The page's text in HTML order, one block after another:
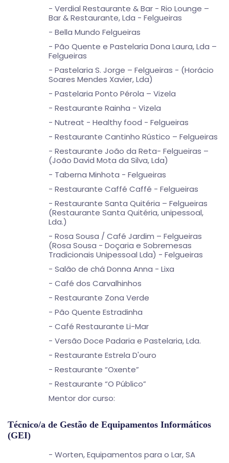
- Verdial Restaurante & Bar - Rio Lounge –
Bar & Restaurante, Lda - Felgueiras
- Bella Mundo Felgueiras
- Pão Quente e Pastelaria Dona Laura, Lda –
Felgueiras
- Pastelaria S. Jorge – Felgueiras - (Horácio
Soares Mendes Xavier, Lda)
- Pastelaria Ponto Pérola – Vizela
- Restaurante Rainha - Vizela
- Nutreat - Healthy food - Felgueiras
- Restaurante Cantinho Rústico – Felgueiras
- Restaurante João da Reta- Felgueiras –
(João David Mota da Silva, Lda)
- Taberna Minhota - Felgueiras
- Restaurante Caffé Caffé - Felgueiras
- Restaurante Santa Quitéria – Felgueiras
(Restaurante Santa Quitéria, unipessoal,
Lda.)
- Rosa Sousa / Café Jardim – Felgueiras
(Rosa Sousa - Doçaria e Sobremesas
Tradicionais Unipessoal Lda) - Felgueiras
- Salão de chá Donna Anna - Lixa
- Café dos Carvalhinhos
- Restaurante Zona Verde
- Pão Quente Estradinha
- Café Restaurante Li-Mar
- Versão Doce Padaria e Pastelaria, Lda.
- Restaurante Estrela D'ouro
- Restaurante “Oxente”
- Restaurante “O Público”
Mentor dor curso:
Técnico/a de Gestão de Equipamentos Informáticos
(GEI)
- Worten, Equipamentos para o Lar, SA